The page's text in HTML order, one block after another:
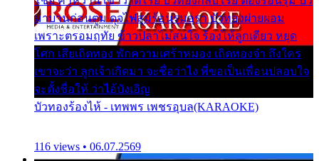
มาบานก่อนตูม ดุจไฟสุมร้อนรุมอุรา บัวทองผ่ายผอม
เพราะตรอมฤทัย ข้าวปลาไม่สนใจ ร้องไห้ลูกเดียว หยุด
โศก เสียเถิดทอง พักความเศร้าหมอง เถิดทองจ๋า ถึงใคร
เขาจะว่า ลูกเจ้าเกิดมา จะชื่อว่าไง พี่ขอเป็นเพื่อนปลอบใจ
จะตั้งชื่อให้ ว่าไอ้บังเอิญ
บัวทองร้องไห้ - เทพพร เพชรอุบล(KARAOKE)
116 views • 06.07.2569